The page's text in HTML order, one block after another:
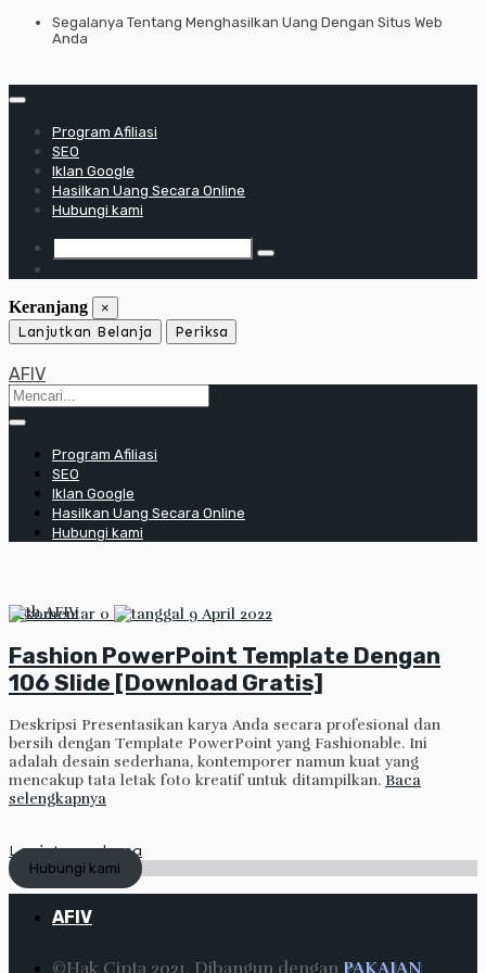
LewatiSegalanya Tentang Menghasilkan Uang Dengan Situs Web
Anda
Program Afiliasi
SEO
Iklan Google
Hasilkan Uang Secara Online
Hubungi kami
Keranjang ×
Lanjutkan Belanja Periksa
AFIV
Program Afiliasi
SEO
Iklan Google
Hasilkan Uang Secara Online
Hubungi kami
oleh AFIV 0 9 April 2022
Fashion PowerPoint Template Dengan
106 Slide [Download Gratis]
Deskripsi Presentasikan karya Anda secara profesional dan
bersih dengan Template PowerPoint yang Fashionable. Ini
adalah desain sederhana, kontemporer namun kuat yang
mencakup tata letak foto kreatif untuk ditampilkan. Baca
selengkapnya
Lanjut membaca
Hubungi kami
AFIV
©Hak Cipta 2021. Dibangun dengan PAKAIAN